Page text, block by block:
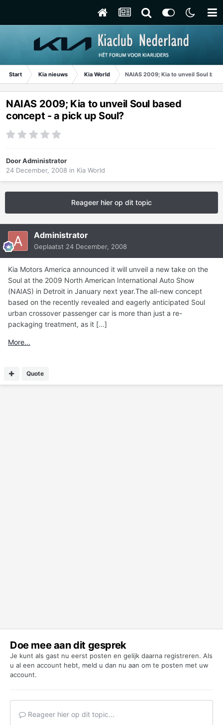
Start Kia nieuws Kia World NAIAS 2009; Kia to unveil Soul
NAIAS 2009; Kia to unveil Soul based
concept - a pick up Soul?
DoorAdministrator
24 December, 2008 in Kia World
Reageer hier op dit topic
Administrator
Geplaatst 24 December, 2008
Kia Motors America announced it will unveil a new take on the
Soul at the 2009 North American International Auto Show
(NAIAS) in Detroit in January next year.The all-new concept
based on the recently revealed and eagerly anticipated Soul
urban crossover passenger car is more than just a re-
packaging treatment, as it [...]
More...
Quote
Doe mee aan dit gesprek
Je kunt als gast nu eerst posten en gelijk daarna registreren. Als
u al een account hebt, meld u dan nu aan om te posten met uw
account.
Reageer hier op dit topic...